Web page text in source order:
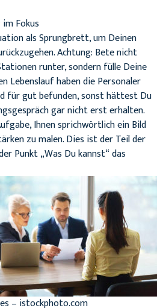
Fokus
als Sprungbrett, um Deinen
Achtung: Bete nicht
runter, sondern fülle Deine
Lebenslauf haben die Personaler
für gut befunden, sonst hättest Du
gar nicht erst erhalten.
Ihnen sprichwörtlich ein Bild
zu malen. Dies ist der Teil der
Punkt „Was Du kannst“ das
– istockphoto.com